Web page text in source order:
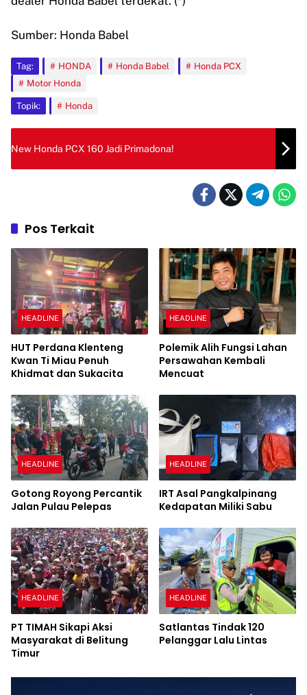
Sumber: Honda Babel
Tag: HONDA Honda Babel
Honda PCX
Motor Honda
Topik: Honda
New Honda PCX 160 Jadi Primadona!
Pos Terkait
HEADLINE
HUT Perdana Klenteng
Kwan Ti Miau Penuh
Khidmat dan Sukacita
HEADLINE
Polemik Alih Fungsi Lahan
Persawahan Kembali
Mencuat
HEADLINE
Gotong Royong Percantik
Jalan Pulau Pelepas
HEADLINE
IRT Asal Pangkalpinang
Kedapatan Miliki Sabu
HEADLINE
PT TIMAH Sikapi Aksi
Masyarakat di Belitung
Timur
HEADLINE
Satlantas Tindak 120
Pelanggar Lalu Lintas